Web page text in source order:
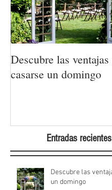
Descubre las ventajas
casarse un domingo
Entradas recientes
Descubre las
un domingo